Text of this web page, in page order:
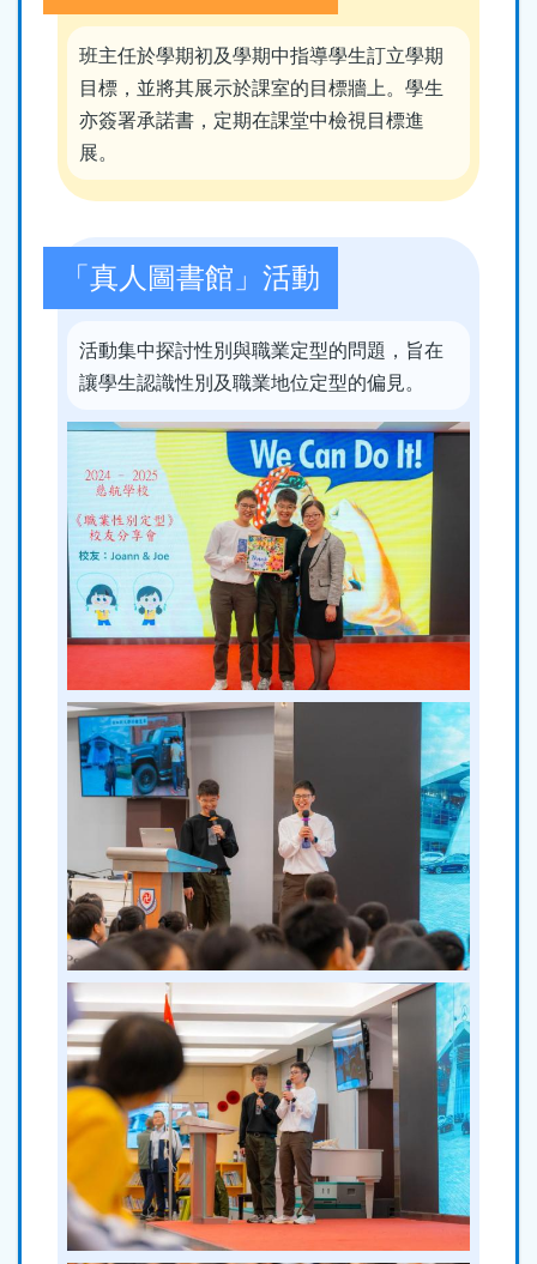
班主任於學期初及學期中指導學生訂立學期
目標，並將其展示於課室的目標牆上。學生
亦簽署承諾書，定期在課堂中檢視目標進
展。
「真人圖書館」活動
活動集中探討性別與職業定型的問題，旨在
讓學生認識性別及職業地位定型的偏見。